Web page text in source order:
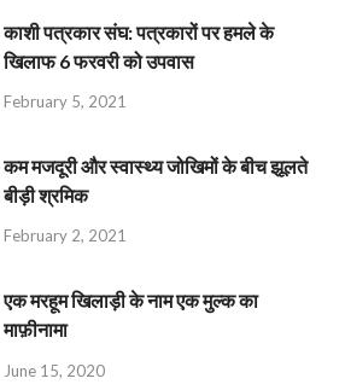
काशी पत्रकार संघ: पत्रकारों पर हमले के
खिलाफ 6 फरवरी को उपवास
February 5, 2021
कम मजदूरी और स्वास्थ्य जोखिमों के बीच झूलते
बीड़ी श्रमिक
February 2, 2021
एक मरहूम खिलाड़ी के नाम एक मुल्क का
माफ़ीनामा
June 15, 2020